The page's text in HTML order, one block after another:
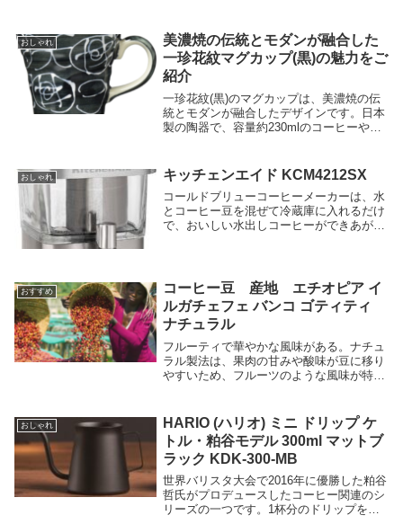
ちます。また、独自のV字型のリブが水の
流れを調整し、均一な抽出を実現します。
おしゃれ
美濃焼の伝統とモダンが融合した
一珍花紋マグカップ(黒)の魅力をご
紹介
一珍花紋(黒)のマグカップは、美濃焼の伝
統とモダンが融合したデザインです。日本
製の陶器で、容量約230mlのコーヒーやお
おしゃれ キッチェンエイド KCM4212SX
コールドブリューコーヒーメーカーは、水
とコーヒー豆を混ぜて冷蔵庫に入れるだけ
で、おいしい水出しコーヒーができあがり
オシャレにデザインします。
おすすめ
コーヒー豆 産地 エチオピア イ
ルガチェフェ バンコ ゴティティ
ナチュラル
フルーティで華やかな風味がある。ナチュ
ラル製法は、果肉の甘みや酸味が豆に移り
やすいため、フルーツのような風味が特徴
のフレーバーが感じられます。
おしゃれ
HARIO (ハリオ) ミニ ドリップ ケ
トル・粕谷モデル 300ml マットブ
ラック KDK-300-MB
世界バリスタ大会で2016年に優勝した粕谷
哲氏がプロデュースしたコーヒー関連のシ
リーズの一つです。1杯分のドリップを手